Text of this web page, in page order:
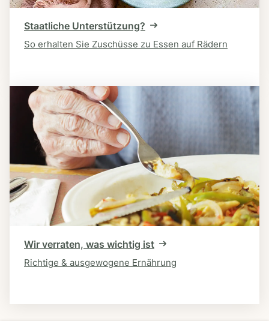
Staatliche Unterstützung?
So erhalten Sie Zuschüsse zu Essen auf Rädern
Wir verraten, was wichtig ist
Richtige & ausgewogene Ernährung